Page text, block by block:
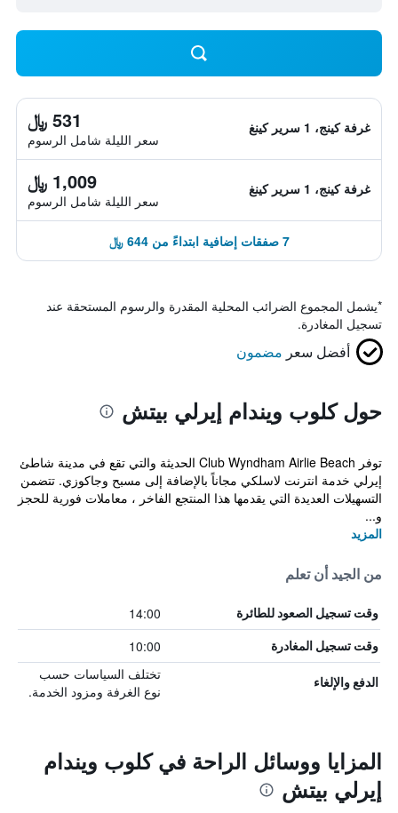
غرفة كينج، 1 سرير كينغ 531 ﷼
سعر الليلة شامل الرسوم
غرفة كينج، 1 سرير كينغ 1,009 ﷼
سعر الليلة شامل الرسوم
7 صفقات إضافية ابتداءً من 644 ﷼
*يشمل المجموع الضرائب المحلية المقدرة والرسوم المستحقة عند
تسجيل المغادرة.
أفضل سعر مضمون
حول كلوب ويندام إيرلي بيتش
توفر Club Wyndham Airlie Beach الحديثة والتي تقع في مدينة شاطئ
إيرلي خدمة انترنت لاسلكي مجاناً بالإضافة إلى مسبح وجاكوزي. تتضمن
التسهيلات العديدة التي يقدمها هذا المنتجع الفاخر ، معاملات فورية للحجز
و...
المزيد
من الجيد أن تعلم
وقت تسجيل الصعود للطائرة 14:00
وقت تسجيل المغادرة 10:00
الدفع والإلغاء
تختلف السياسات حسب
نوع الغرفة ومزود الخدمة.
المزايا ووسائل الراحة في كلوب ويندام
إيرلي بيتش